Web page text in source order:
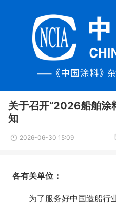
关于召开“2026船舶涂
知
2026-06-30 15:09
各有关单位：
为了服务好中国造船行